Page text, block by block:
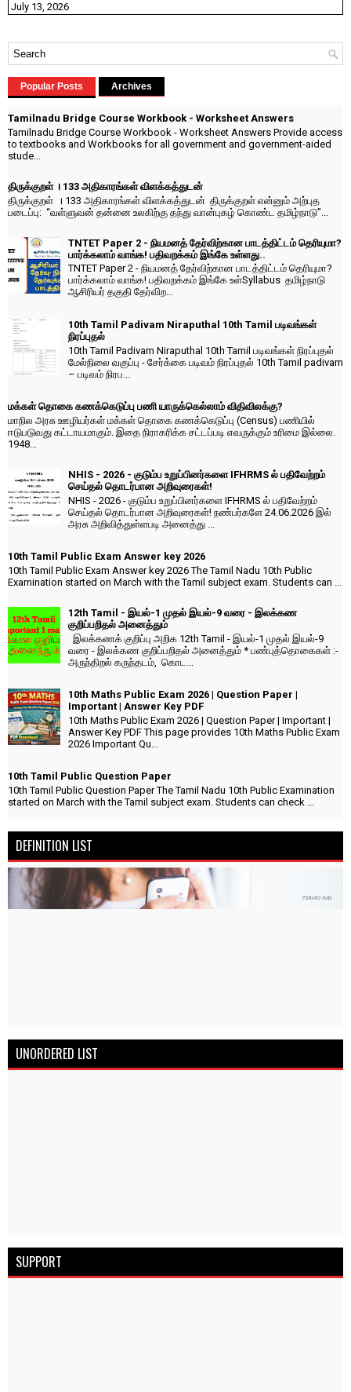
July 13, 2026
Popular Posts Archives
Tamilnadu Bridge Course Workbook - Worksheet Answers
Tamilnadu Bridge Course Workbook - Worksheet Answers Provide access
to textbooks and Workbooks for all government and government-aided
stude...
திருக்குறள் । 133 அதிகாரங்கள் விளக்கத்துடன்
திருக்குறள் । 133 அதிகாரங்கள் விளக்கத்துடன் திருக்குறள் என்னும் அற்புத
படைப்பு: “வள்ளுவன் தன்னை உலகிற்கு தந்து வான்புகழ் கொண்ட தமிழ்நாடு”...
TNTET Paper 2 - நியமனத் தேர்விற்கான பாடத்திட்டம் தெரியுமா?
பார்க்கலாம் வாங்க! பதிவறக்கம் இங்கே உள்ளது..
TNTET Paper 2 - நியமனத் தேர்விற்கான பாடத்திட்டம் தெரியுமா?
பார்க்கலாம் வாங்க! பதிவறக்கம் இங்கே உள்Syllabus தமிழ்நாடு
ஆசிரியர் தகுதி தேர்விற...
10th Tamil Padivam Niraputhal 10th Tamil படிவங்கள்
நிரப்புதல்
10th Tamil Padivam Niraputhal 10th Tamil படிவங்கள் நிரப்புதல்
மேல்நிலை வகுப்பு - சேர்க்கை படிவம் நிரப்புதல் 10th Tamil padivam
– படிவம் நிரப...
மக்கள் தொகை கணக்கெடுப்பு பணி யாருக்கெல்லாம் விதிவிலக்கு?
மாநில அரசு ஊழியர்கள் மக்கள் தொகை கணக்கெடுப்பு (Census) பணியில்
ஈடுபடுவது கட்டாயமாகும். இதை நிராகரிக்க சட்டப்படி எவருக்கும் உரிமை இல்லை.
1948...
NHIS - 2026 - குடும்ப உறுப்பினர்களை IFHRMS ல் பதிவேற்றம்
செய்தல் தொடர்பான அறிவுரைகள்!
NHIS - 2026 - குடும்ப உறுப்பினர்களை IFHRMS ல் பதிவேற்றம்
செய்தல் தொடர்பான அறிவுரைகள்! நண்பர்களே 24.06.2026 இல்
அரசு அறிவித்துள்ளபடி அனைத்து ...
10th Tamil Public Exam Answer key 2026
10th Tamil Public Exam Answer key 2026 The Tamil Nadu 10th Public
Examination started on March with the Tamil subject exam. Students can ...
12th Tamil - இயல்-1 முதல் இயல்-9 வரை - இலக்கண
குறிப்பறிதல் அனைத்தும்
இலக்கணக் குறிப்பு அறிக 12th Tamil - இயல்-1 முதல் இயல்-9
வரை - இலக்கண குறிப்பறிதல் அனைத்தும் * பண்புத்தொகைகள் :-
அருந்திறல் கருந்தடம், கொட...
10th Maths Public Exam 2026 | Question Paper |
Important | Answer Key PDF
10th Maths Public Exam 2026 | Question Paper | Important |
Answer Key PDF This page provides 10th Maths Public Exam
2026 Important Qu...
10th Tamil Public Question Paper
10th Tamil Public Question Paper The Tamil Nadu 10th Public Examination
started on March with the Tamil subject exam. Students can check ...
DEFINITION LIST
UNORDERED LIST
SUPPORT